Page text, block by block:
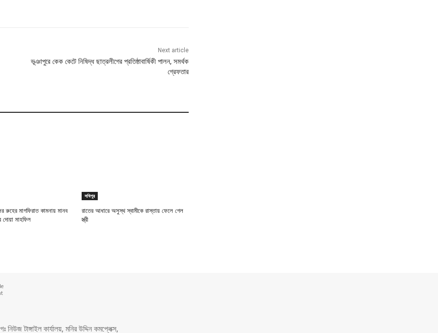
Next article
ভূঞাপুরে কেক কেটে নিষিদ্ধ ছাত্রলীগের প্রতিষ্ঠাবার্ষিকী পালন, সমর্থক
গ্রেফতার
রুহের মাগফিরাত কামনায় মানব
দোয়া মাহফিল
সখিপুর
রাতের আধারে অসুস্থ স্বামীকে রাস্তায় ফেলে গেল
স্ত্রী
নিউজ টাঙ্গাইল কার্যালয়, মনির উদ্দিন কমপ্লেক্স,